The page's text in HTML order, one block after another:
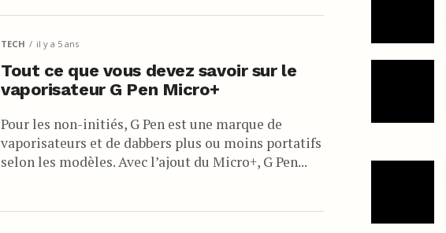
TECH il y a 5 ans
Tout ce que vous devez savoir sur le
vaporisateur G Pen Micro+
Pour les non-initiés, G Pen est une marque de
vaporisateurs et de dabbers plus ou moins portatifs
selon les modèles. Avec l’ajout du Micro+, G Pen...